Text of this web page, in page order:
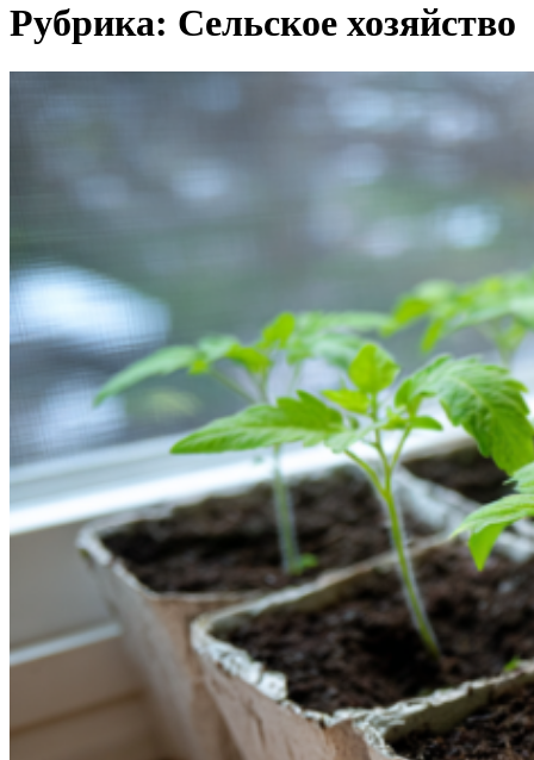
Рубрика: Сельское хозяйство